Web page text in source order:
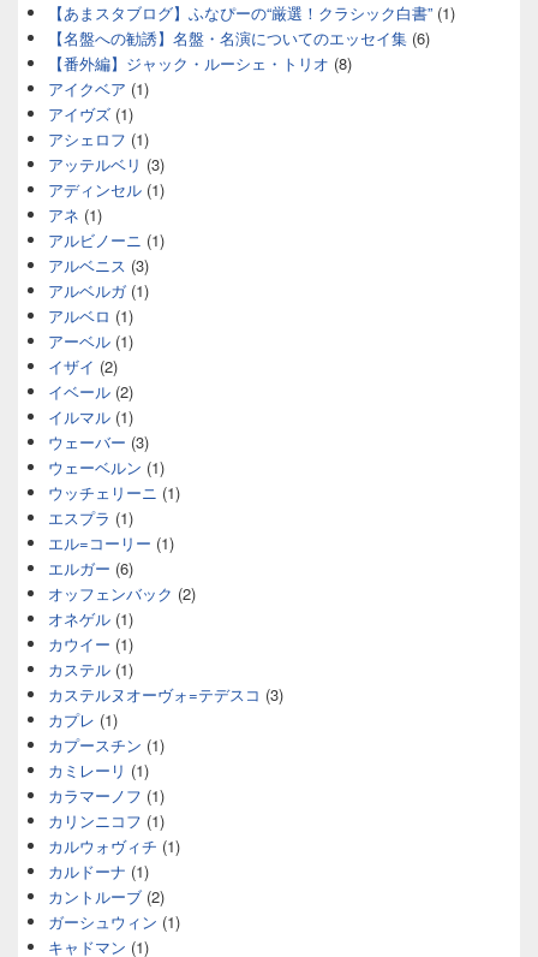
【あまスタブログ】ふなぴーの“厳選！クラシック白書” (1)
【名盤への勧誘】名盤・名演についてのエッセイ集 (6)
【番外編】ジャック・ルーシェ・トリオ (8)
アイクベア (1)
アイヴズ (1)
アシェロフ (1)
アッテルベリ (3)
アディンセル (1)
アネ (1)
アルビノーニ (1)
アルベニス (3)
アルベルガ(1)
アルベロ (1)
アーベル (1)
イザイ (2)
イベール (2)
イルマル (1)
ウェーバー (3)
ウェーベルン (1)
ウッチェリーニ (1)
エスプラ (1)
エル=コーリー (1)
エルガー (6)
オッフェンバック (2)
オネゲル (1)
カウイー (1)
カステル (1)
カステルヌオーヴォ=テデスコ (3)
カプレ (1)
カプースチン (1)
カミレーリ (1)
カラマーノフ (1)
カリンニコフ (1)
カルウォヴィチ (1)
カルドーナ (1)
カントルーブ (2)
ガーシュウィン (1)
キャドマン (1)